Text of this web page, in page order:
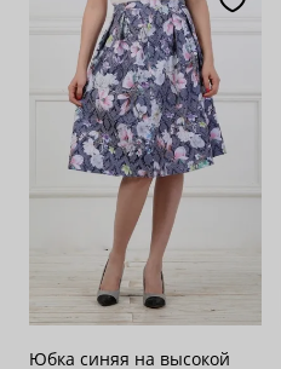
Юбка синяя на высокой